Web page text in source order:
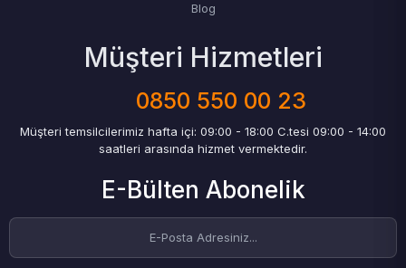
Blog
Müşteri Hizmetleri
0850 550 00 23
Müşteri temsilcilerimiz hafta içi: 09:00 - 18:00 C.tesi 09:00 - 14:00
saatleri arasında hizmet vermektedir.
E-Bülten Abonelik